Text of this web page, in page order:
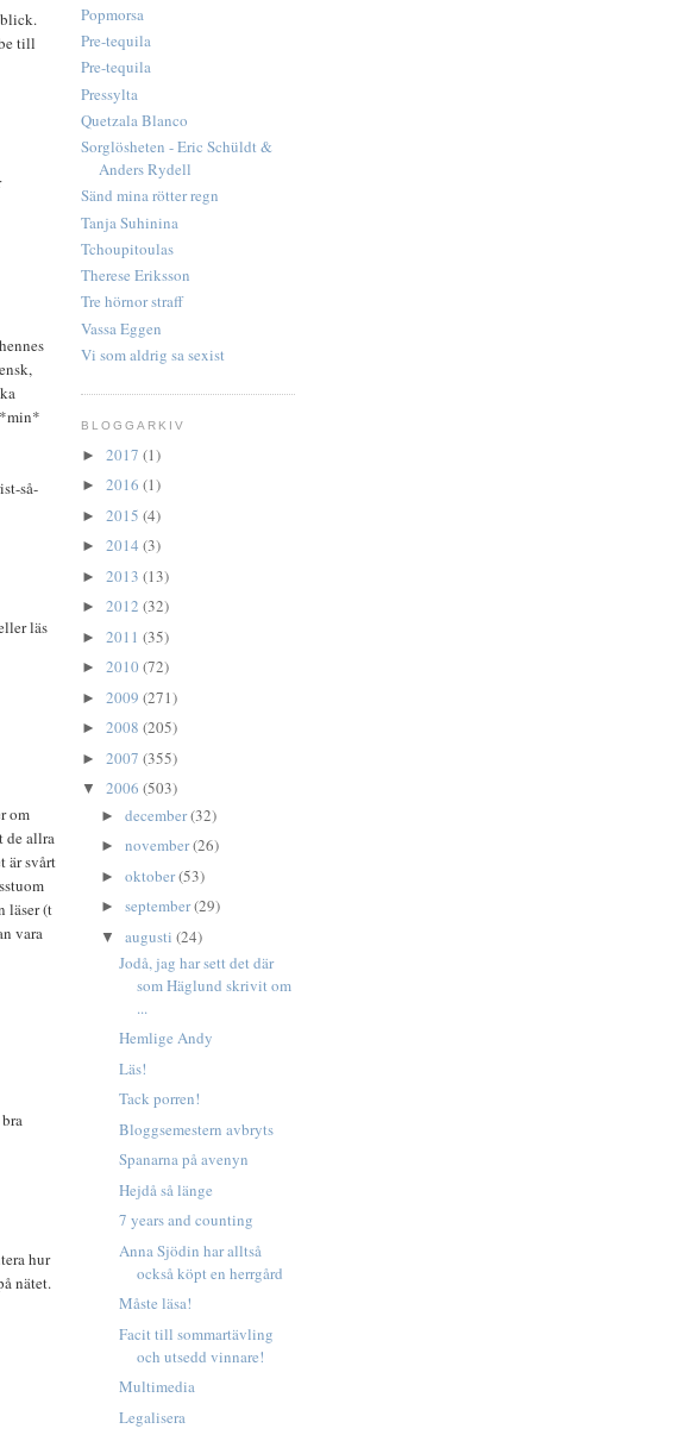
till
*min*
så-
läs
om
de allra
är svårt
läser (t
vara
hur
nätet.
Popmorsa
Pre-tequila
Pre-tequila
Pressylta
Quetzala Blanco
Sorglösheten - Eric Schüldt &
Anders Rydell
Sänd mina rötter regn
Tanja Suhinina
Tchoupitoulas
Therese Eriksson
Tre hörnor straff
Vassa Eggen
Vi som aldrig sa sexist
BLOGGARKIV
► 2017 (1)
► 2016 (1)
► 2015 (4)
► 2014 (3)
► 2013 (13)
► 2012 (32)
► 2011 (35)
► 2010 (72)
► 2009 (271)
► 2008 (205)
► 2007 (355)
▼ 2006 (503)
► december(32)
► november(26)
► oktober(53)
► september(29)
▼ augusti (24)
Jodå, jag har sett det där
som Häglund skrivit om
...
Hemlige Andy
Läs!
Tack porren!
Bloggsemestern avbryts
Spanarna på avenyn
Hejdå så länge
7 years and counting
Anna Sjödin har alltså
också köpt en herrgård
Måste läsa!
Facit till sommartävling
och utsedd vinnare!
Multimedia
Legalisera